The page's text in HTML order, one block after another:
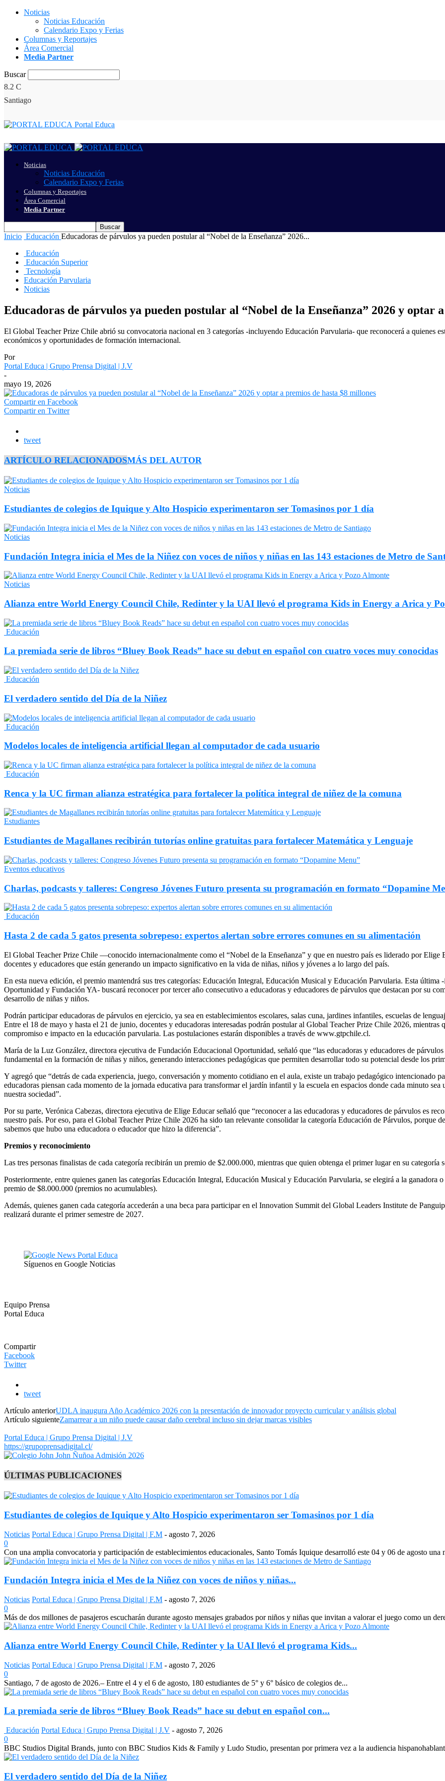
Noticias
Noticias Educación
Calendario Expo y Ferias
Columnas y Reportajes
Área Comercial
Media Partner
Buscar
8.2 C
Santiago
Portal Educa
Noticias
Noticias Educación
Calendario Expo y Ferias
Columnas y Reportajes
Área Comercial
Media Partner
Inicio Educación Educadoras de párvulos ya pueden postular al “Nobel de la Enseñanza” 2026...
Educación
Educación Superior
Tecnología
Educación Parvularia
Noticias
Educadoras de párvulos ya pueden postular al “Nobel de la Enseñanza” 2026 y optar
El Global Teacher Prize Chile abrió su convocatoria nacional en 3 categorías -incluyendo Educación Parvularia- que reconocerá a quienes
económicos y oportunidades de formación internacional.
Por
Portal Educa | Grupo Prensa Digital | J.V
-
mayo 19, 2026
Compartir en Facebook
Compartir en Twitter
tweet
ARTÍCULO RELACIONADOSMÁS DEL AUTOR
Noticias
Estudiantes de colegios de Iquique y Alto Hospicio experimentaron ser Tomasinos por 1 día
Noticias
Fundación Integra inicia el Mes de la Niñez con voces de niños y niñas en las 143 estaciones de Metro de
Noticias
Alianza entre World Energy Council Chile, Redinter y la UAI llevó el programa Kids in Energy a Arica y
Educación
La premiada serie de libros “Bluey Book Reads” hace su debut en español con cuatro voces muy conocidas
Educación
El verdadero sentido del Día de la Niñez
Educación
Modelos locales de inteligencia artificial llegan al computador de cada usuario
Educación
Renca y la UC firman alianza estratégica para fortalecer la política integral de niñez de la comuna
Estudiantes
Estudiantes de Magallanes recibirán tutorías online gratuitas para fortalecer Matemática y Lenguaje
Eventos educativos
Charlas, podcasts y talleres: Congreso Jóvenes Futuro presenta su programación en formato “Dopamine
Educación
Hasta 2 de cada 5 gatos presenta sobrepeso: expertos alertan sobre errores comunes en su alimentación
El Global Teacher Prize Chile —conocido internacionalmente como el “Nobel de la Enseñanza” y que en nuestro país es liderado por
docentes y educadores que están generando un impacto significativo en la vida de niñas, niños y jóvenes a lo largo del país.
En esta nueva edición, el premio mantendrá sus tres categorías: Educación Integral, Educación Musical y Educación Parvularia. Esta
Oportunidad y Fundación YA- buscará reconocer por tercer año consecutivo a educadoras y educadores de párvulos que destacan por su
desarrollo de niñas y niños.
Podrán participar educadoras de párvulos en ejercicio, ya sea en establecimientos escolares, salas cuna, jardines infantiles, escuelas de
Entre el 18 de mayo y hasta el 21 de junio, docentes y educadoras interesadas podrán postular al Global Teacher Prize Chile 2026, mientras
compromiso e impacto en la educación parvularia. Las postulaciones estarán disponibles a través de www.gtpchile.cl.
María de la Luz González, directora ejecutiva de Fundación Educacional Oportunidad, señaló que “las educadoras y educadores de
fundamental en la formación de niñas y niños, generando interacciones pedagógicas que permiten desarrollar todo su potencial desde los
Y agregó que “detrás de cada experiencia, juego, conversación y momento cotidiano en el aula, existe un trabajo pedagógico intencionado
educadoras piensan cada momento de la jornada educativa para transformar el jardín infantil y la escuela en espacios donde cada minuto
nuestra sociedad”.
Por su parte, Verónica Cabezas, directora ejecutiva de Elige Educar señaló que “reconocer a las educadoras y educadores de párvulos es
nuestro país. Por eso, para el Global Teacher Prize Chile 2026 ha sido tan relevante consolidar la categoría Educación de Párvulos, porque
sabemos que hubo una educadora o educador que hizo la diferencia”.
Premios y reconocimiento
Las tres personas finalistas de cada categoría recibirán un premio de $2.000.000, mientras que quien obtenga el primer lugar en su categoría
Posteriormente, entre quienes ganen las categorías Educación Integral, Educación Musical y Educación Parvularia, se elegirá a la
premio de $8.000.000 (premios no acumulables).
Además, quienes ganen cada categoría accederán a una beca para participar en el Innovation Summit del Global Leaders Institute de
realizará durante el primer semestre de 2027.
Síguenos en Google Noticias
Equipo Prensa
Portal Educa
Compartir
Facebook
Twitter
tweet
Artículo anteriorUDLA inaugura Año Académico 2026 con la presentación de innovador proyecto curricular y análisis global
Artículo siguienteZamarrear a un niño puede causar daño cerebral incluso sin dejar marcas visibles
Portal Educa | Grupo Prensa Digital | J.V
https://grupoprensadigital.cl/
ÚLTIMAS PUBLICACIONES
Estudiantes de colegios de Iquique y Alto Hospicio experimentaron ser Tomasinos por 1 día
Noticias Portal Educa | Grupo Prensa Digital | F.M - agosto 7, 2026
0
Con una amplia convocatoria y participación de establecimientos educacionales, Santo Tomás Iquique desarrolló este 04 y 06 de agosto una
Fundación Integra inicia el Mes de la Niñez con voces de niños y niñas...
Noticias Portal Educa | Grupo Prensa Digital | F.M - agosto 7, 2026
0
Más de dos millones de pasajeros escucharán durante agosto mensajes grabados por niños y niñas que invitan a valorar el juego como un
Alianza entre World Energy Council Chile, Redinter y la UAI llevó el programa Kids...
Noticias Portal Educa | Grupo Prensa Digital | F.M - agosto 7, 2026
0
Santiago, 7 de agosto de 2026.– Entre el 4 y el 6 de agosto, 180 estudiantes de 5° y 6° básico de colegios de...
La premiada serie de libros “Bluey Book Reads” hace su debut en español con...
Educación Portal Educa | Grupo Prensa Digital | J.V - agosto 7, 2026
0
BBC Studios Digital Brands, junto con BBC Studios Kids & Family y Ludo Studio, presentan por primera vez a la audiencia
El verdadero sentido del Día de la Niñez